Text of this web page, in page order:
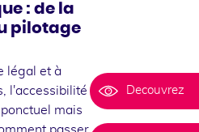
Decouvrez
: de la
pilotage
légal et à
l'accessibilité
mais